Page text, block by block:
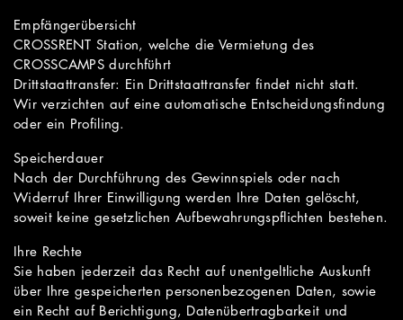
Empfängerübersicht
CROSSRENT Station, welche die Vermietung des
CROSSCAMPS durchführt
Drittstaattransfer: Ein Drittstaattransfer findet nicht statt.
Wir verzichten auf eine automatische Entscheidungsfindung
oder ein Profiling.
Speicherdauer
Nach der Durchführung des Gewinnspiels oder nach
Widerruf Ihrer Einwilligung werden Ihre Daten gelöscht,
soweit keine gesetzlichen Aufbewahrungspflichten bestehen.
Ihre Rechte
Sie haben jederzeit das Recht auf unentgeltliche Auskunft
über Ihre gespeicherten personenbezogenen Daten, sowie
ein Recht auf Berichtigung, Datenübertragbarkeit und